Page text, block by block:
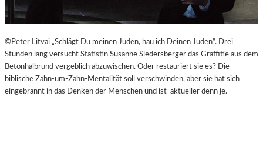
©Peter Litvai „Schlägt Du meinen Juden, hau ich Deinen Juden“. Drei
Stunden lang versucht Statistin Susanne Siedersberger das Graffitie aus dem
Betonhalbrund vergeblich abzuwischen. Oder restauriert sie es? Die
biblische Zahn-um-Zahn-Mentalität soll verschwinden, aber sie hat sich
eingebrannt in das Denken der Menschen und ist aktueller denn je.